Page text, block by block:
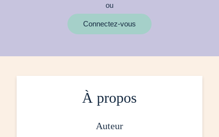
ou
Connectez-vous
À propos
auteur